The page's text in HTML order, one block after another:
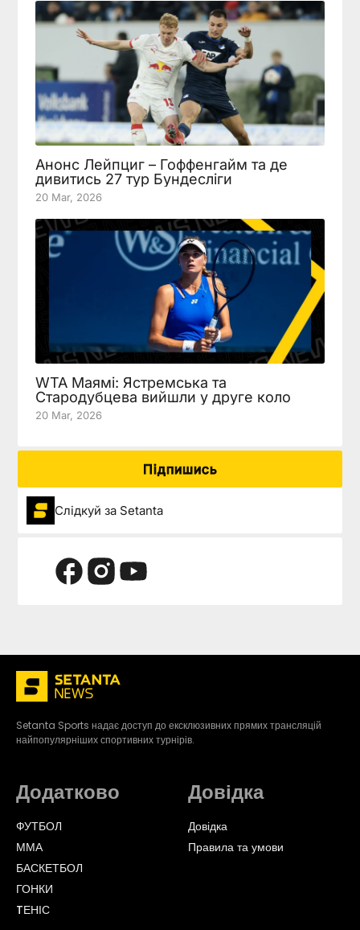
Анонс Лейпциг – Гоффенгайм та де
дивитись 27 тур Бундесліги
20 Mar, 2026
WTA Маямі: Ястремська та
Стародубцева вийшли у друге коло
20 Mar, 2026
Підпишись
Слідкуй за Setanta
Setanta Sports надає доступ до ексклюзивних прямих трансляцій
найпопулярніших спортивних турнірів.
Додатково
ФУТБОЛ
ММА
БАСКЕТБОЛ
ГОНКИ
TЕНІС
Довідка
Довідка
Правила та умови